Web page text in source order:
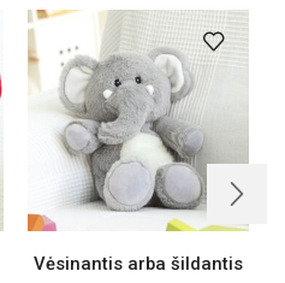
Vėsinantis arba šildantis